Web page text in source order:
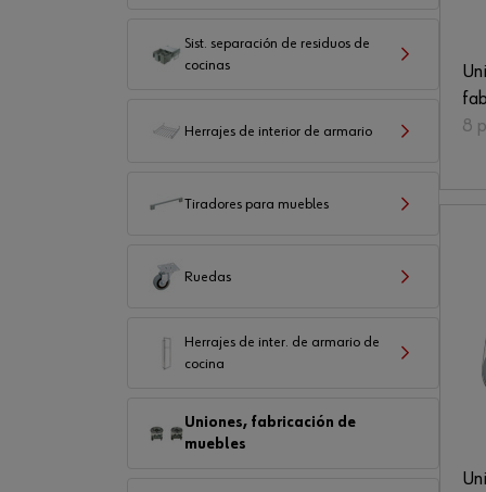
Sist. separación de residuos de
cocinas
Herrajes de interior de armario
Tiradores para muebles
Ruedas
Herrajes de inter. de armario de
cocina
Uniones, fabricación de
muebles
8